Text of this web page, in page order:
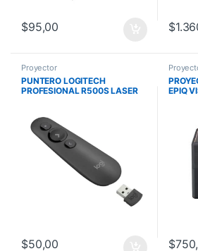
$95,00 $
Proyector
PUNTERO LOGITECH
PROFESIONAL R500S LASER
$50,00
EPIQ
$